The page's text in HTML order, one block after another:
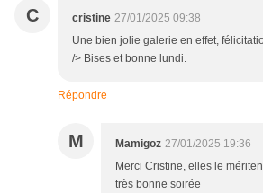
C cristine 27/01/2025 09:38
Une bien jolie galerie en effet,
/> Bises et bonne lundi.
Répondre
M Mamigoz 27/01/2025 19:36
Merci Cristine, elles le
très bonne soirée